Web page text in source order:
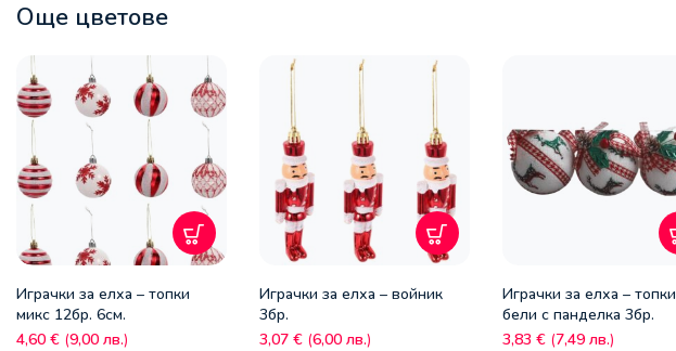
Още цветове
Играчки за елха – топки
микс 12бр. 6см.
4,60 € (9,00 лв.)
Играчки за елха – войник
3бр.
3,07 € (6,00 лв.)
Играчки за елха – топки
бели с панделка 3бр.
3,83 € (7,49 лв.)